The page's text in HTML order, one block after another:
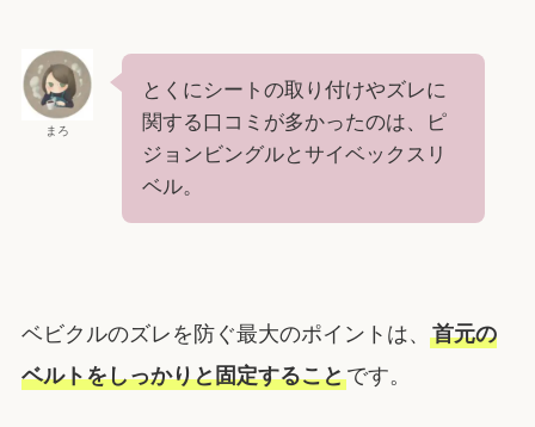
まろ
とくにシートの取り付けやズレに
関する口コミが多かったのは、ピ
ジョンビングルとサイベックスリ
ベル。
ベビクルのズレを防ぐ最大のポイントは、 首元の
ベルトをしっかりと固定することです。